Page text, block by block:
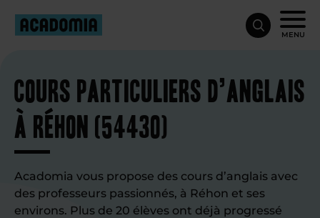
MENU
Cours particuliers d’anglais
à Réhon (54430)
Acadomia vous propose des cours d’anglais avec
des professeurs passionnés, à Réhon et ses
environs. Plus de 20 élèves ont déjà progressé